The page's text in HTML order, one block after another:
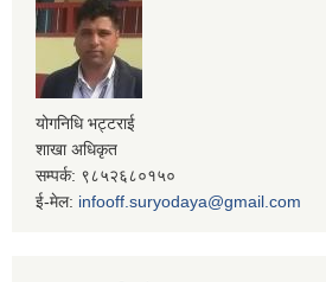
योगनिधि भट्टराई
शाखा अधिकृत
सम्पर्क: ९८५२६८०१५०
ई-मेल: infooff.suryodaya@gmail.com